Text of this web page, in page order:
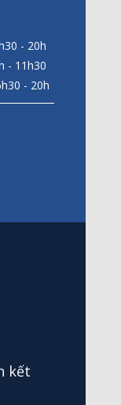
- 20h
- 11h30
- 20h
kết